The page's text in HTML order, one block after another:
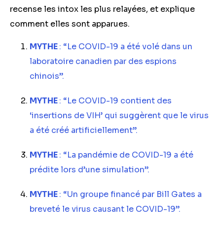
recense les intox les plus relayées, et explique
comment elles sont apparues.
MYTHE: “Le COVID-19 a été volé dans un
laboratoire canadien par des espions
chinois”.
MYTHE: “Le COVID-19 contient des
‘insertions de VIH’ qui suggèrent que le virus
a été créé artificiellement”.
MYTHE: “La pandémie de COVID-19 a été
prédite lors d’une simulation”.
MYTHE: “Un groupe financé par Bill Gates a
breveté le virus causant le COVID-19”.